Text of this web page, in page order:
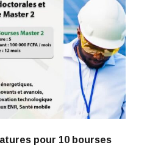
pour 10 bourses